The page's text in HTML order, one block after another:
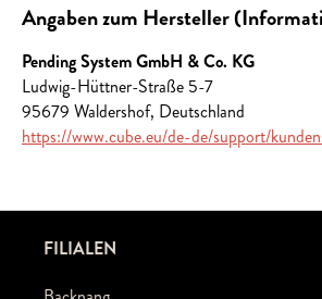
Angaben zum Hersteller
Pending System GmbH & Co. KG
Ludwig-Hüttner-Straße 5-7
95679 Waldershof, Deutschland
https://www.cube.eu/de-de/support/
FILIALEN